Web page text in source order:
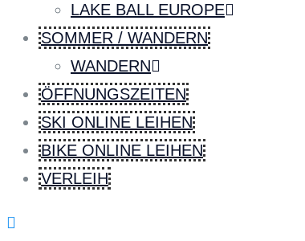
LAKE BALL EUROPE
SOMMER / WANDERN
WANDERN
ÖFFNUNGSZEITEN
SKI ONLINE LEIHEN
BIKE ONLINE LEIHEN
VERLEIH